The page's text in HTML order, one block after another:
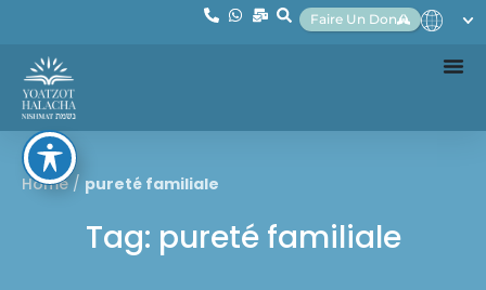
Faire Un Don
Home/ pureté familiale
Tag: pureté familiale